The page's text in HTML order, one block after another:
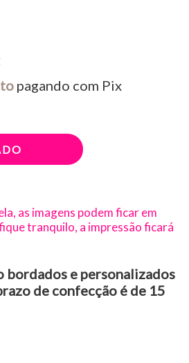
pagando com Pix
as imagens podem ficar em
tranquilo, a impressão ficará
bordados e personalizados
de confecção é de 15